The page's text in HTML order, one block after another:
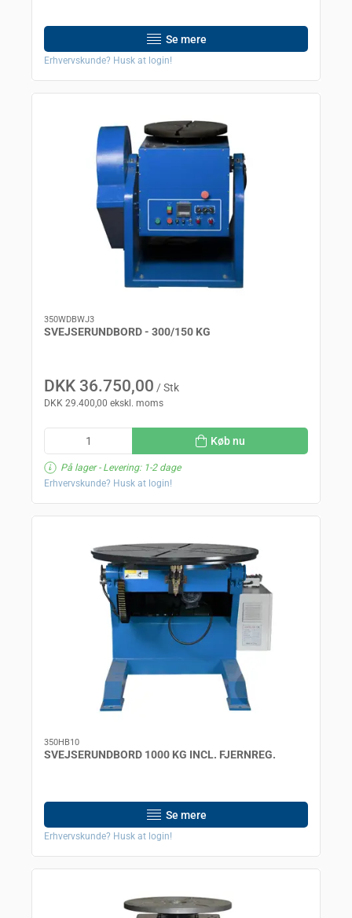
Se mere
Erhvervskunde? Husk at login!
350WDBWJ3
SVEJSERUNDBORD - 300/150 KG
DKK 36.750,00 / Stk
DKK 29.400,00 ekskl. moms
Køb nu
På lager- Levering: 1-2 dage
Erhvervskunde? Husk at login!
350HB10
SVEJSERUNDBORD 1000 KG INCL. FJERNREG.
Se mere
Erhvervskunde? Husk at login!